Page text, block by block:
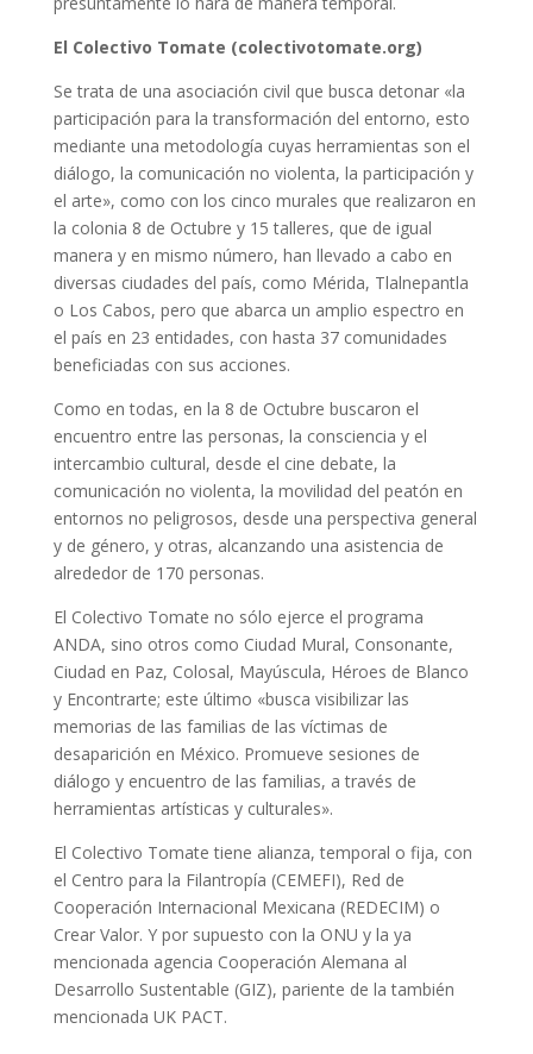
El Colectivo Tomate (colectivotomate.org)
Se trata de una asociación civil que busca detonar «la
participación para la transformación del entorno, esto
mediante una metodología cuyas herramientas son el
diálogo, la comunicación no violenta, la participación y
el arte», como con los cinco murales que realizaron en
la colonia 8 de Octubre y 15 talleres, que de igual
manera y en mismo número, han llevado a cabo en
diversas ciudades del país, como Mérida, Tlalnepantla
o Los Cabos, pero que abarca un amplio espectro en
el país en 23 entidades, con hasta 37 comunidades
beneficiadas con sus acciones.
Como en todas, en la 8 de Octubre buscaron el
encuentro entre las personas, la consciencia y el
intercambio cultural, desde el cine debate, la
comunicación no violenta, la movilidad del peatón en
entornos no peligrosos, desde una perspectiva general
y de género, y otras, alcanzando una asistencia de
alrededor de 170 personas.
El Colectivo Tomate no sólo ejerce el programa
ANDA, sino otros como Ciudad Mural, Consonante,
Ciudad en Paz, Colosal, Mayúscula, Héroes de Blanco
y Encontrarte; este último «busca visibilizar las
memorias de las familias de las víctimas de
desaparición en México. Promueve sesiones de
diálogo y encuentro de las familias, a través de
herramientas artísticas y culturales».
El Colectivo Tomate tiene alianza, temporal o fija, con
el Centro para la Filantropía (CEMEFI), Red de
Cooperación Internacional Mexicana (REDECIM) o
Crear Valor. Y por supuesto con la ONU y la ya
mencionada agencia Cooperación Alemana al
Desarrollo Sustentable (GIZ), pariente de la también
mencionada UK PACT.